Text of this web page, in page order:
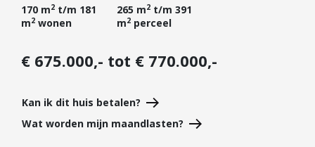
Verzekeren
Projectontwikkelaars
Hypotheken
170 m2 t/m 181
m2 wonen
265 m2t/m 391
m2perceel
€ 675.000,- tot € 770.000,-
Kan ik dit huis betalen?
Wat worden mijn maandlasten?